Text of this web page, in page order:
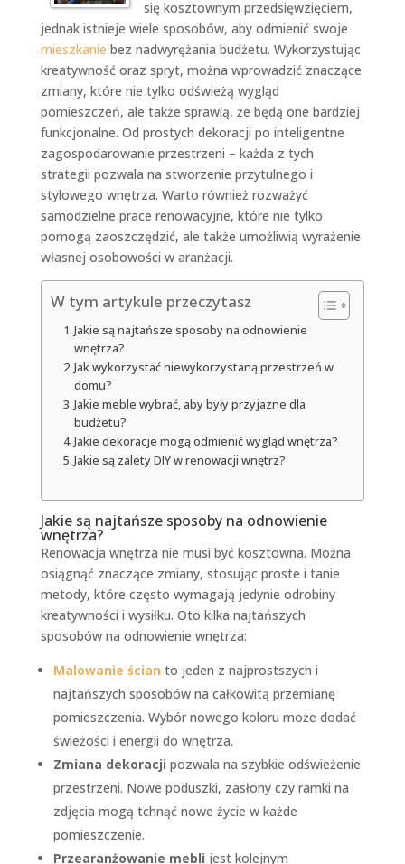
się kosztownym przedsięwzięciem,
jednak istnieje wiele sposobów, aby odmienić swoje
mieszkanie bez nadwyrężania budżetu. Wykorzystując
kreatywność oraz spryt, można wprowadzić znaczące
zmiany, które nie tylko odświeżą wygląd
pomieszczeń, ale także sprawią, że będą one bardziej
funkcjonalne. Od prostych dekoracji po inteligentne
zagospodarowanie przestrzeni – każda z tych
strategii pozwala na stworzenie przytulnego i
stylowego wnętrza. Warto również rozważyć
samodzielne prace renowacyjne, które nie tylko
pomogą zaoszczędzić, ale także umożliwią wyrażenie
własnej osobowości w aranżacji.
W tym artykule przeczytasz
Jakie są najtańsze sposoby na odnowienie
wnętrza?
Jak wykorzystać niewykorzystaną przestrzeń w
domu?
Jakie meble wybrać, aby były przyjazne dla
budżetu?
Jakie dekoracje mogą odmienić wygląd wnętrza?
Jakie są zalety DIY w renowacji wnętrz?
Jakie są najtańsze sposoby na odnowienie
wnętrza?
Renowacja wnętrza nie musi być kosztowna. Można
osiągnąć znaczące zmiany, stosując proste i tanie
metody, które często wymagają jedynie odrobiny
kreatywności i wysiłku. Oto kilka najtańszych
sposobów na odnowienie wnętrza:
Malowanie ścian to jeden z najprostszych i
najtańszych sposobów na całkowitą przemianę
pomieszczenia. Wybór nowego koloru może dodać
świeżości i energii do wnętrza.
Zmiana dekoracji pozwala na szybkie odświeżenie
przestrzeni. Nowe poduszki, zasłony czy ramki na
zdjęcia mogą tchnąć nowe życie w każde
pomieszczenie.
Przearanżowanie mebli jest kolejnym